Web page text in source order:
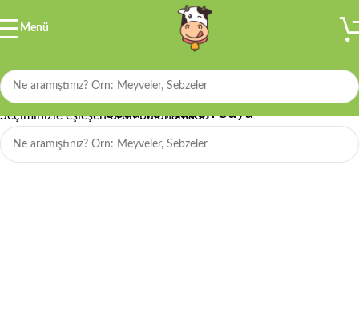
Menü
Soda ve Maden Suyu
Seçiminizle eşleşen ürün bulunamadı.